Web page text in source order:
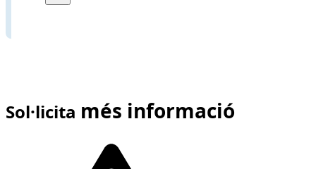
Sol·licita més informació